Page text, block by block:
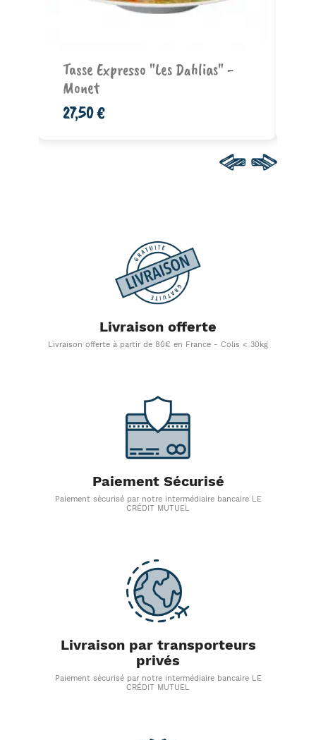
Tasse Expresso "Les Dahlias" -
Monet
27,50 €
Livraison offerte
Livraison offerte à partir de 80€ en France - Colis < 30kg
Paiement Sécurisé
Paiement sécurisé par notre intermédiaire bancaire LE
CRÉDIT MUTUEL
Livraison par transporteurs
privés
Paiement sécurisé par notre intermédiaire bancaire LE
CRÉDIT MUTUEL